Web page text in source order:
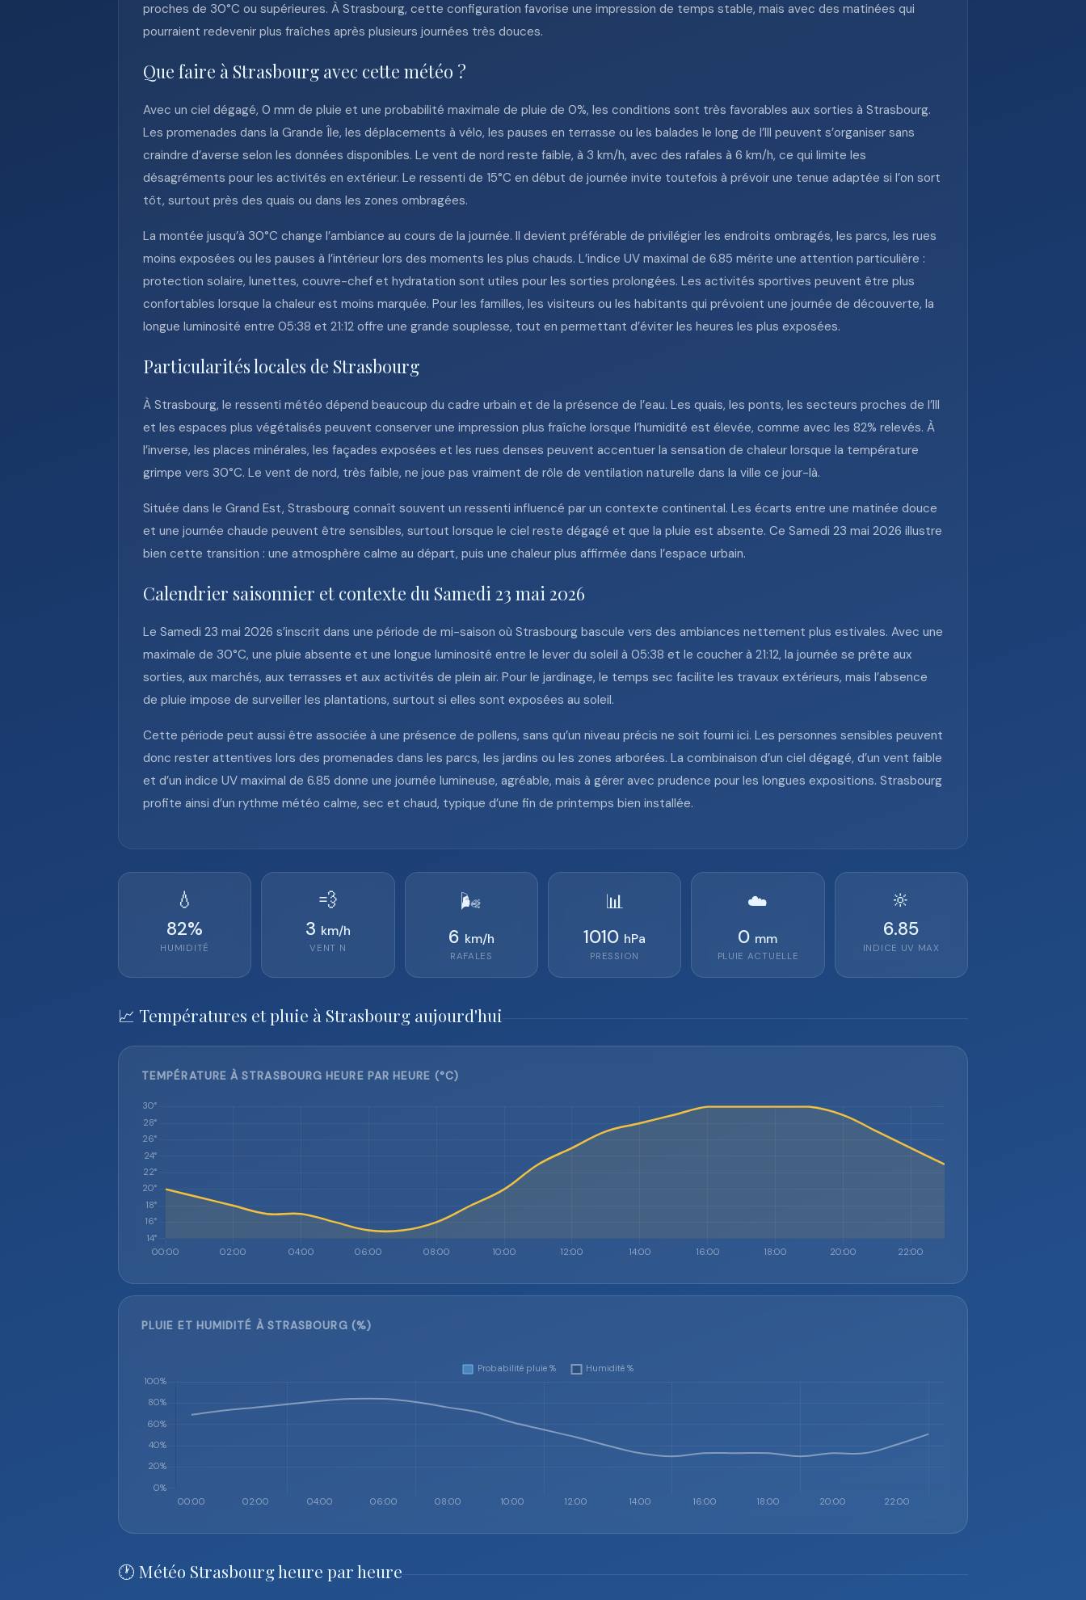
proches de 30°C ou supérieures. À Strasbourg, cette configuration favorise une impression de temps stable, mais avec des matinées qui
pourraient redevenir plus fraîches après plusieurs journées très douces.
Que faire à Strasbourg avec cette météo ?
Avec un ciel dégagé, 0 mm de pluie et une probabilité maximale de pluie de 0%, les conditions sont très favorables aux sorties à Strasbourg.
Les promenades dans la Grande Île, les déplacements à vélo, les pauses en terrasse ou les balades le long de l’Ill peuvent s’organiser sans
craindre d’averse selon les données disponibles. Le vent de nord reste faible, à 3 km/h, avec des rafales à 6 km/h, ce qui limite les
désagréments pour les activités en extérieur. Le ressenti de 15°C en début de journée invite toutefois à prévoir une tenue adaptée si l’on sort
tôt, surtout près des quais ou dans les zones ombragées.
La montée jusqu’à 30°C change l’ambiance au cours de la journée. Il devient préférable de privilégier les endroits ombragés, les parcs, les rues
moins exposées ou les pauses à l’intérieur lors des moments les plus chauds. L’indice UV maximal de 6.85 mérite une attention particulière :
protection solaire, lunettes, couvre-chef et hydratation sont utiles pour les sorties prolongées. Les activités sportives peuvent être plus
confortables lorsque la chaleur est moins marquée. Pour les familles, les visiteurs ou les habitants qui prévoient une journée de découverte, la
longue luminosité entre 05:38 et 21:12 offre une grande souplesse, tout en permettant d’éviter les heures les plus exposées.
Particularités locales de Strasbourg
À Strasbourg, le ressenti météo dépend beaucoup du cadre urbain et de la présence de l’eau. Les quais, les ponts, les secteurs proches de l’Ill
et les espaces plus végétalisés peuvent conserver une impression plus fraîche lorsque l’humidité est élevée, comme avec les 82% relevés. À
l’inverse, les places minérales, les façades exposées et les rues denses peuvent accentuer la sensation de chaleur lorsque la température
grimpe vers 30°C. Le vent de nord, très faible, ne joue pas vraiment de rôle de ventilation naturelle dans la ville ce jour-là.
Située dans le Grand Est, Strasbourg connaît souvent un ressenti influencé par un contexte continental. Les écarts entre une matinée douce
et une journée chaude peuvent être sensibles, surtout lorsque le ciel reste dégagé et que la pluie est absente. Ce Samedi 23 mai 2026 illustre
bien cette transition : une atmosphère calme au départ, puis une chaleur plus affirmée dans l’espace urbain.
Calendrier saisonnier et contexte du Samedi 23 mai 2026
Le Samedi 23 mai 2026 s’inscrit dans une période de mi-saison où Strasbourg bascule vers des ambiances nettement plus estivales. Avec une
maximale de 30°C, une pluie absente et une longue luminosité entre le lever du soleil à 05:38 et le coucher à 21:12, la journée se prête aux
sorties, aux marchés, aux terrasses et aux activités de plein air. Pour le jardinage, le temps sec facilite les travaux extérieurs, mais l’absence
de pluie impose de surveiller les plantations, surtout si elles sont exposées au soleil.
Cette période peut aussi être associée à une présence de pollens, sans qu’un niveau précis ne soit fourni ici. Les personnes sensibles peuvent
donc rester attentives lors des promenades dans les parcs, les jardins ou les zones arborées. La combinaison d’un ciel dégagé, d’un vent faible
et d’un indice UV maximal de 6.85 donne une journée lumineuse, agréable, mais à gérer avec prudence pour les longues expositions. Strasbourg
profite ainsi d’un rythme météo calme, sec et chaud, typique d’une fin de printemps bien installée.
💧
82%
HUMIDITÉ
💨
3 km/h
VENT N
🌬️
6 km/h
RAFALES
📊
1010 hPa
PRESSION
☁️
0 mm
PLUIE ACTUELLE
🔆
6.85
INDICE UV MAX
📈 Températures et pluie à Strasbourg aujourd'hui
TEMPÉRATURE À STRASBOURG HEURE PAR HEURE (°C)
PLUIE ET HUMIDITÉ À STRASBOURG (%)
🕐 Météo Strasbourg heure par heure